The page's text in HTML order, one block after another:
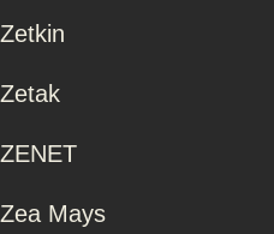
Zetkin
Zetak
ZENET
Zea Mays